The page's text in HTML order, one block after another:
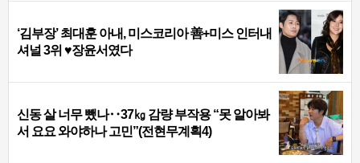
‘김부장’ 최대훈 아내, 미스코리아 善+미스 인터내
셔널 3위 ♥장윤서였다
신동 살 너무 뺐나‥37㎏ 감량 부작용 “못 알아봐
서 요요 와야하나 고민”(전현무계획4)